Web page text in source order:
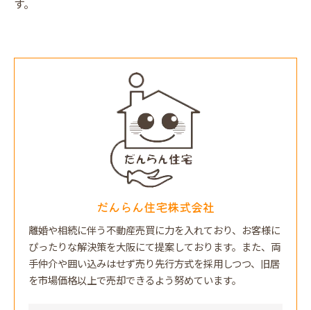
す。
だんらん住宅株式会社
離婚や相続に伴う不動産売買に力を入れており、お客様に
ぴったりな解決策を大阪にて提案しております。また、両
手仲介や囲い込みはせず売り先行方式を採用しつつ、旧居
を市場価格以上で売却できるよう努めています。